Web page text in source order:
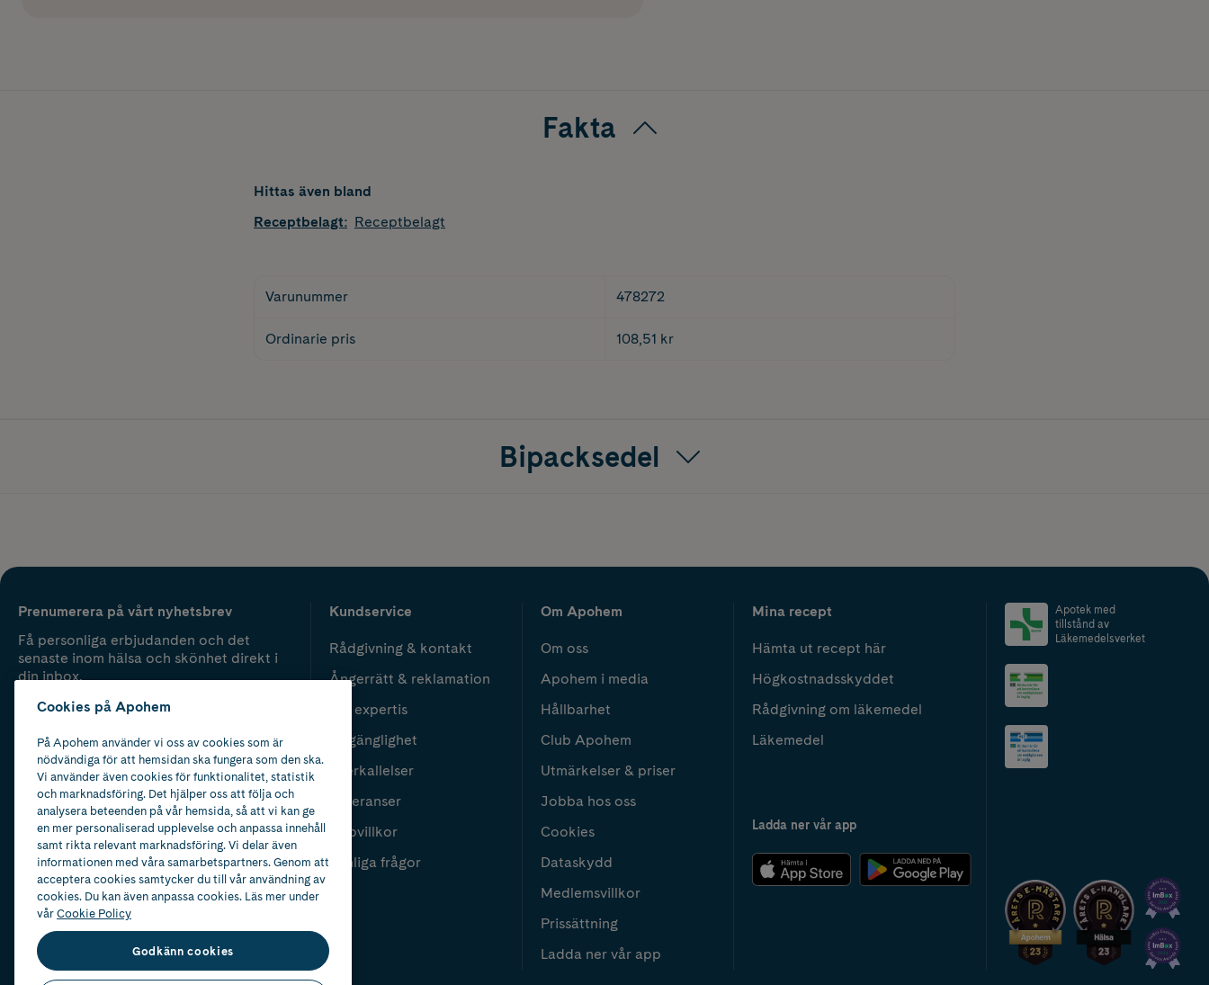
Fakta
Hittas även bland
Receptbelagt: Receptbelagt
Varunummer 478272
Ordinarie pris 108,51 kr
Bipacksedel
Prenumerera på vårt nyhetsbrev
Få personliga erbjudanden och det
senaste inom hälsa och skönhet direkt i
din inbox.
Kundservice
Rådgivning & kontakt
Ångerrätt & reklamation
Vår expertis
Tillgänglighet
Återkallelser
Leveranser
Köpvillkor
Vanliga frågor
Om Apohem
Om oss
Apohem i media
Hållbarhet
Club Apohem
Utmärkelser & priser
Jobba hos oss
Cookies
Dataskydd
Medlemsvillkor
Prissättning
Ladda ner vår app
Mina recept
Hämta ut recept här
Högkostnadsskyddet
Rådgivning om läkemedel
Läkemedel
Ladda ner vår app
Apotek med
tillstånd av
Läkemedelsverket
2024
Cookies på Apohem
På Apohem använder vi oss av cookies som är
nödvändiga för att hemsidan ska fungera som den ska.
Vi använder även cookies för funktionalitet, statistik
och marknadsföring. Det hjälper oss att följa och
analysera beteenden på vår hemsida, så att vi kan ge
en mer personaliserad upplevelse och anpassa innehåll
samt rikta relevant marknadsföring. Vi delar även
informationen med våra samarbetspartners. Genom att
acceptera cookies samtycker du till vår användning av
cookies. Du kan även anpassa cookies. Läs mer under
vårCookie Policy
Godkänn cookies